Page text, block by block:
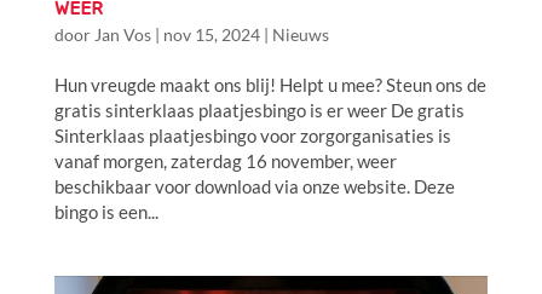
WEER
door Jan Vos| nov 15, 2024| Nieuws
Hun vreugde maakt ons blij! Helpt u mee? Steun ons de
gratis sinterklaas plaatjesbingo is er weer De gratis
Sinterklaas plaatjesbingo voor zorgorganisaties is
vanaf morgen, zaterdag 16 november, weer
beschikbaar voor download via onze website. Deze
bingo is een...